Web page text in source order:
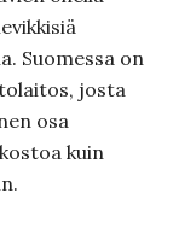
Suomessa on
josta
osa
kuin